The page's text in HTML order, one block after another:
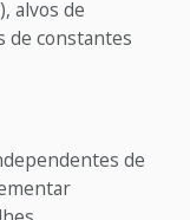
alvos de
de constantes
de